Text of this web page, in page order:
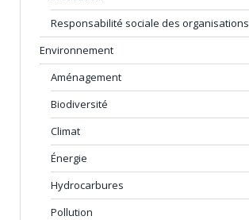
Responsabilité sociale des organisations
Environnement
Aménagement
Biodiversité
Climat
Énergie
Hydrocarbures
Pollution